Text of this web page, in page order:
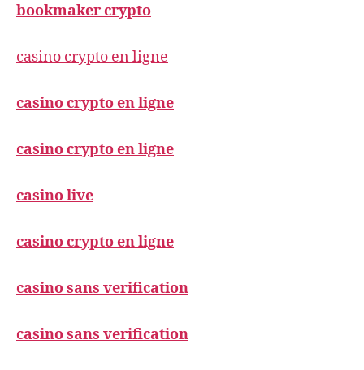
bookmaker crypto
casino crypto en ligne
casino crypto en ligne
casino crypto en ligne
casino live
casino crypto en ligne
casino sans verification
casino sans verification